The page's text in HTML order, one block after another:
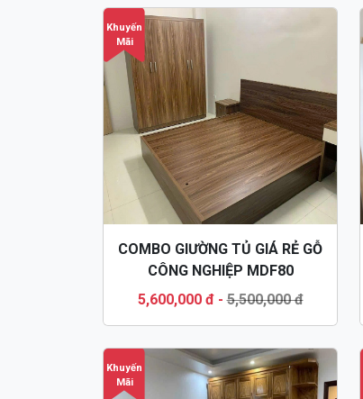
Khuyến
Mãi
COMBO GIƯỜNG TỦ GIÁ RẺ GỖ
CÔNG NGHIỆP MDF80
5,600,000 đ-5,500,000 đ
Khuyến
Mãi